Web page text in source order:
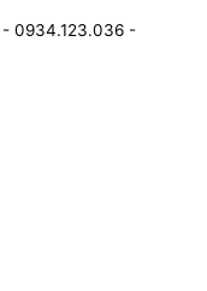
0934.123.036 -